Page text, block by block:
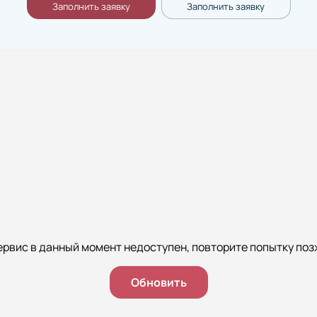
в данный момент недоступен, повторите попытку
Обновить